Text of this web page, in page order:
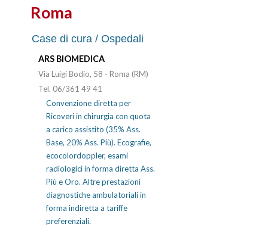
Roma
Case di cura / Ospedali
ARS BIOMEDICA
Via Luigi Bodio, 58 - Roma (RM)
Tel. 06/361 49 41
Convenzione diretta per
Ricoveri in chirurgia con quota
a carico assistito (35% Ass.
Base, 20% Ass. Più). Ecografie,
ecocolordoppler, esami
radiologici in forma diretta Ass.
Più e Oro. Altre prestazioni
diagnostiche ambulatoriali in
forma indiretta a tariffe
preferenziali.